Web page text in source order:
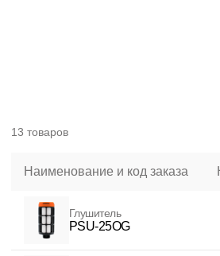
13 товаров
Наименование и код заказа
Глушитель
PSU-25OG